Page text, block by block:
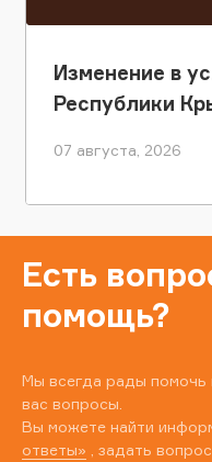
Изменение в
Республики
07 августа, 2026
Есть
помощь?
Мы всегда рады помочь
вас вопросы.
Вы можете найти
ответы» , задать